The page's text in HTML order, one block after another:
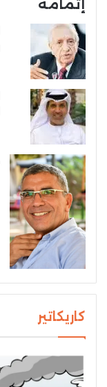
إتمامه
كاريكاتير